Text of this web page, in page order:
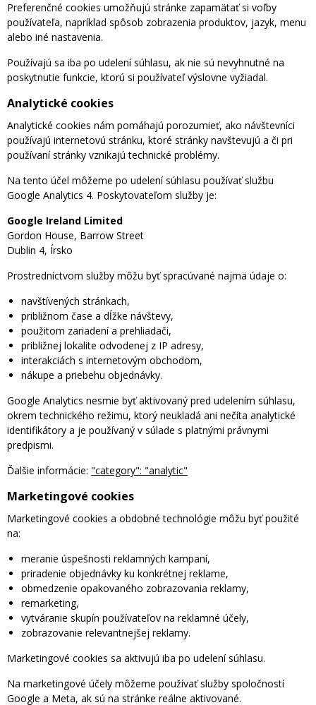
Preferenčné cookies umožňujú stránke zapamätať si voľby
používateľa, napríklad spôsob zobrazenia produktov, jazyk, menu
alebo iné nastavenia.
Používajú sa iba po udelení súhlasu, ak nie sú nevyhnutné na
poskytnutie funkcie, ktorú si používateľ výslovne vyžiadal.
Analytické cookies
Analytické cookies nám pomáhajú porozumieť, ako návštevníci
používajú internetovú stránku, ktoré stránky navštevujú a či pri
používaní stránky vznikajú technické problémy.
Na tento účel môžeme po udelení súhlasu používať službu
Google Analytics 4. Poskytovateľom služby je:
Google Ireland Limited
Gordon House, Barrow Street
Dublin 4, Írsko
Prostredníctvom služby môžu byť spracúvané najmä údaje o:
navštívených stránkach,
približnom čase a dĺžke návštevy,
použitom zariadení a prehliadači,
približnej lokalite odvodenej z IP adresy,
interakciách s internetovým obchodom,
nákupe a priebehu objednávky.
Google Analytics nesmie byť aktivovaný pred udelením súhlasu,
okrem technického režimu, ktorý neukladá ani nečíta analytické
identifikátory a je používaný v súlade s platnými právnymi
predpismi.
Ďalšie informácie: "category": "analytic"
Marketingové cookies
Marketingové cookies a obdobné technológie môžu byť použité
na:
meranie úspešnosti reklamných kampaní,
priradenie objednávky ku konkrétnej reklame,
obmedzenie opakovaného zobrazovania reklamy,
remarketing,
vytváranie skupín používateľov na reklamné účely,
zobrazovanie relevantnejšej reklamy.
Marketingové cookies sa aktivujú iba po udelení súhlasu.
Na marketingové účely môžeme používať služby spoločností
Google a Meta, ak sú na stránke reálne aktivované.